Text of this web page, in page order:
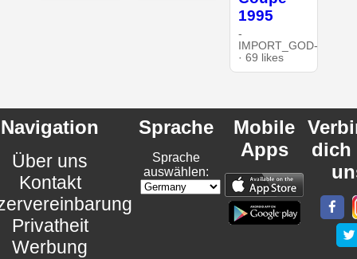
1995
-
IMPORT_GOD-
· 69 likes
Navigation
Über uns
Kontakt
Privatheit
Werbung
Sprache
Sprache
auswählen:
Mobile
Apps
dich